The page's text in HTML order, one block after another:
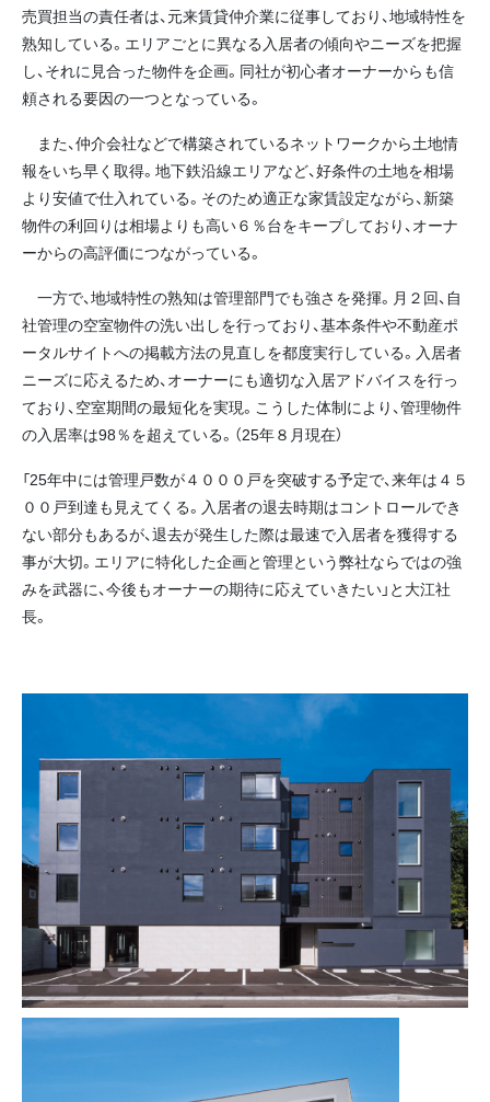
売買担当の責任者は、元来賃貸仲介業に従事しており、地域特性を
熟知している。エリアごとに異なる入居者の傾向やニーズを把握
し、それに見合った物件を企画。同社が初心者オーナーからも信
頼される要因の一つとなっている。
また、仲介会社などで構築されているネットワークから土地情
報をいち早く取得。地下鉄沿線エリアなど、好条件の土地を相場
より安値で仕入れている。そのため適正な家賃設定ながら、新築
物件の利回りは相場よりも高い６％台をキープしており、オーナ
ーからの高評価につながっている。
一方で、地域特性の熟知は管理部門でも強さを発揮。月２回、自
社管理の空室物件の洗い出しを行っており、基本条件や不動産ポ
ータルサイトへの掲載方法の見直しを都度実行している。入居者
ニーズに応えるため、オーナーにも適切な入居アドバイスを行っ
ており、空室期間の最短化を実現。こうした体制により、管理物件
の入居率は98％を超えている。（25年８月現在）
「25年中には管理戸数が４０００戸を突破する予定で、来年は４５
００戸到達も見えてくる。入居者の退去時期はコントロールでき
ない部分もあるが、退去が発生した際は最速で入居者を獲得する
事が大切。エリアに特化した企画と管理という弊社ならではの強
みを武器に、今後もオーナーの期待に応えていきたい」と大江社
長。